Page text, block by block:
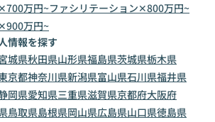
万円~ファシリテーション✕800万円~
万円~
情報を探す
城県秋田県山形県福島県茨城県栃木県
京都神奈川県新潟県富山県石川県福井県
岡県愛知県三重県滋賀県京都府大阪府
鳥取県島根県岡山県広島県山口県徳島県